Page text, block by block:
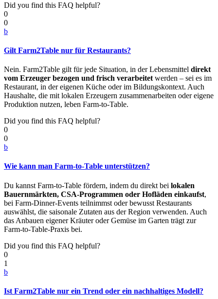
Did you find this FAQ helpful?
0
0
b
Gilt Farm2Table nur für Restaurants?
Nein. Farm2Table gilt für jede Situation, in der Lebensmittel direkt
vom Erzeuger bezogen und frisch verarbeitet werden – sei es im
Restaurant, in der eigenen Küche oder im Bildungskontext. Auch
Haushalte, die mit lokalen Erzeugern zusammenarbeiten oder eigene
Produktion nutzen, leben Farm-to-Table.
Did you find this FAQ helpful?
0
0
b
Wie kann man Farm-to-Table unterstützen?
Du kannst Farm-to-Table fördern, indem du direkt bei lokalen
Bauernmärkten, CSA-Programmen oder Hofläden einkaufst,
bei Farm-Dinner-Events teilnimmst oder bewusst Restaurants
auswählst, die saisonale Zutaten aus der Region verwenden. Auch
das Anbauen eigener Kräuter oder Gemüse im Garten trägt zur
Farm-to-Table-Praxis bei.
Did you find this FAQ helpful?
0
1
b
Ist Farm2Table nur ein Trend oder ein nachhaltiges Modell?